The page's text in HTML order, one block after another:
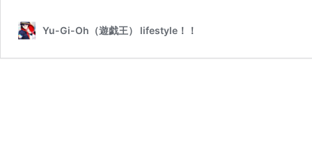
Yu-Gi-Oh（遊戯王） lifestyle！！